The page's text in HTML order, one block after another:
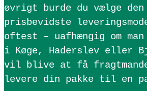
øvrigt burde du vælge den
prisbevidste
oftest – uafhængig om
i Køge, Haderslev eller
vil blive at få
levere din pakke til en